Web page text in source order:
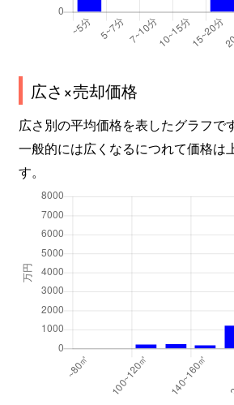
広さ×売却価格
広さ別の平均価格を表したグラフです
一般的には広くなるにつれて価格は
す。